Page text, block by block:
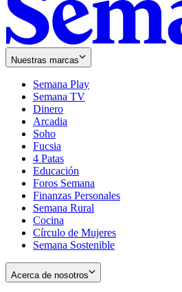
Nuestras marcas
Semana Play
Semana TV
Dinero
Arcadia
Soho
in
new
window
Fucsia
in
new
window
4 Patas
Educación
Foros Semana
Finanzas Personales
Semana Rural
Cocina
Círculo de Mujeres
Semana Sostenible
Acerca de nosotros